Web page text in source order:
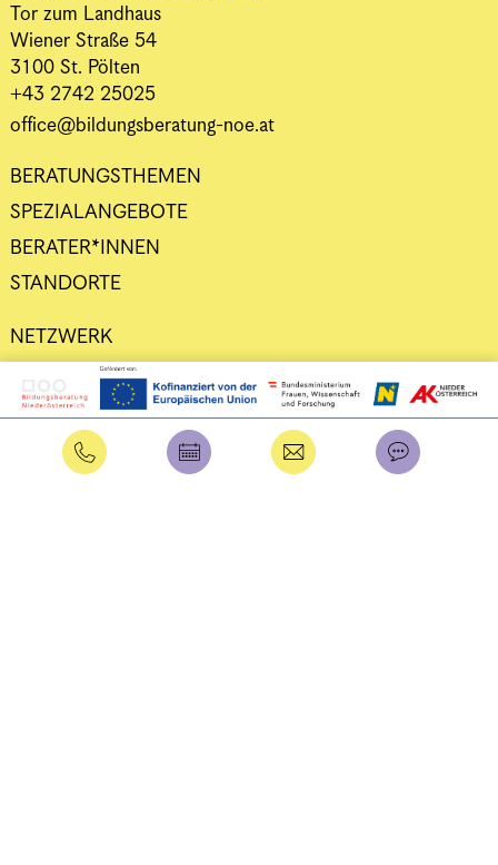
Tor zum Landhaus
Wiener Straße 54
3100 St. Pölten
+43 2742 25025
office@bildungsberatung-noe.at
BERATUNGSTHEMEN
SPEZIALANGEBOTE
BERATER*INNEN
STANDORTE
NETZWERK
DATENSCHUTZ
IMPRESSUM